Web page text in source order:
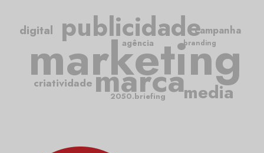
marketing
publicidade
marca
criatividade
campanha
media
agência
digital
2050.briefing
branding